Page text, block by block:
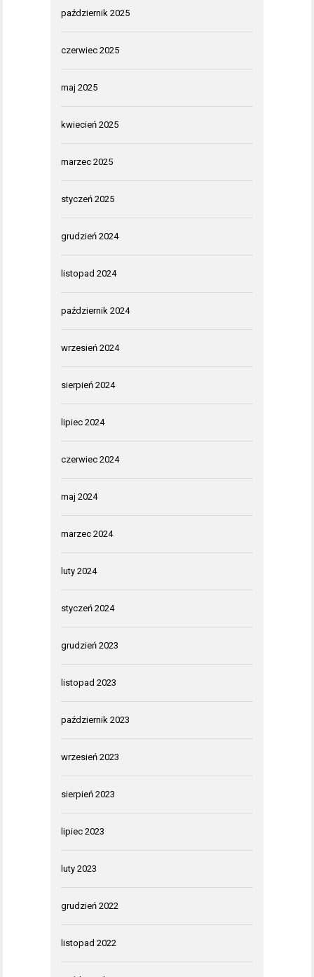
październik 2025
czerwiec 2025
maj 2025
kwiecień 2025
marzec 2025
styczeń 2025
grudzień 2024
listopad 2024
październik 2024
wrzesień 2024
sierpień 2024
lipiec 2024
czerwiec 2024
maj 2024
marzec 2024
luty 2024
styczeń 2024
grudzień 2023
listopad 2023
październik 2023
wrzesień 2023
sierpień 2023
lipiec 2023
luty 2023
grudzień 2022
listopad 2022